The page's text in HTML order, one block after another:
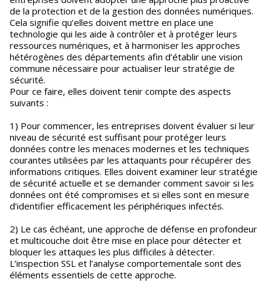
de la protection et de la gestion des données numériques.
Cela signifie qu’elles doivent mettre en place une
technologie qui les aide à contrôler et à protéger leurs
ressources numériques, et à harmoniser les approches
hétérogènes des départements afin d’établir une vision
commune nécessaire pour actualiser leur stratégie de
sécurité.
Pour ce faire, elles doivent tenir compte des aspects
suivants :
1) Pour commencer, les entreprises doivent évaluer si leur
niveau de sécurité est suffisant pour protéger leurs
données contre les menaces modernes et les techniques
courantes utilisées par les attaquants pour récupérer des
informations critiques. Elles doivent examiner leur stratégie
de sécurité actuelle et se demander comment savoir si les
données ont été compromises et si elles sont en mesure
d’identifier efficacement les périphériques infectés.
2) Le cas échéant, une approche de défense en profondeur
et multicouche doit être mise en place pour détecter et
bloquer les attaques les plus difficiles à détecter.
L’inspection SSL et l’analyse comportementale sont des
éléments essentiels de cette approche.